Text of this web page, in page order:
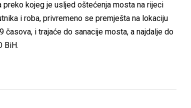
preko kojeg je usljed oštećenja mosta na rijeci
i roba, privremeno se premješta na lokaciju
i trajaće do sanacije mosta, a najdalje do
BiH.